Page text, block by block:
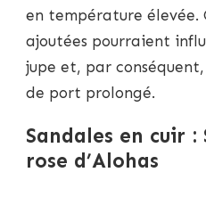
en température élevée.
ajoutées pourraient
jupe et, par
de port prolongé.
Sandales en cuir :
rose d’Alohas